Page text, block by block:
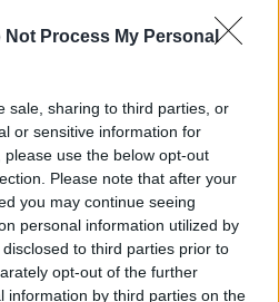
Not Process My Personal
sale, sharing to third parties, or
or sensitive information for
use the below opt-out
Please note that after your
you may continue seeing
personal information utilized by
to third parties prior to
opt-out of the further
information by third parties on the
JUST NU:
Familjärt
friluftsteatern: Människan kan